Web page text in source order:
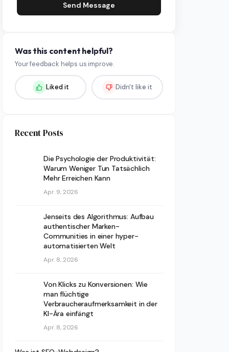
Send Message
Was this content helpful?
Your feedback helps us improve.
Liked it Didn't like it
Recent Posts
Die Psychologie der Produktivität:
Warum Weniger Tun Tatsächlich
Mehr Erreichen Kann
Apr. 9, 2026
Jenseits des Algorithmus: Aufbau
authentischer Marken-
Communities in einer hyper-
automatisierten Welt
Apr. 8, 2026
Von Klicks zu Konversionen: Wie
man flüchtige
Verbraucheraufmerksamkeit in der
KI-Ära einfängt
Apr. 8, 2026